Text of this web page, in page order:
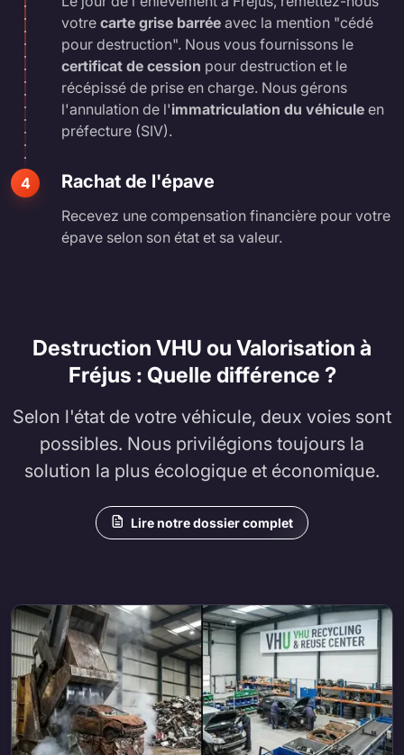
votre carte grise barrée avec la mention "cédé
pour destruction". Nous vous fournissons le
certificat de cession pour destruction et le
récépissé de prise en charge. Nous gérons
l'annulation de l'immatriculation du véhicule en
préfecture (SIV).
4 Rachat de l'épave
Recevez une compensation financière pour votre
épave selon son état et sa valeur.
Destruction VHU ou Valorisation à
Fréjus : Quelle différence ?
Selon l'état de votre véhicule, deux voies sont
possibles. Nous privilégions toujours la
solution la plus écologique et économique.
Lire notre dossier complet